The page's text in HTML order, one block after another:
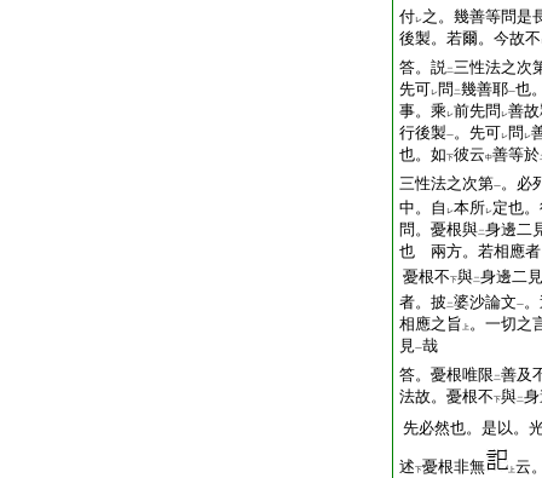
付レ之。幾善等問是
後製。若爾。今故不
答。説二三性法之次
先可レ問 二幾善耶一也
事。乘 レ前先問 レ善
行後製一。先可レ問 レ
也。如下彼云中善等於
三性法之次第一。必
中。自 レ本所レ定也
問。憂根與二身邊二
也 兩方。若相應
憂根不下與二身邊二見
者。披 二婆沙論文一
相應之旨
上 。一切之
見一哉
答。憂根唯限 二善及
法故。憂根不下與二
先必然也。是以。
述下憂根非無 上云